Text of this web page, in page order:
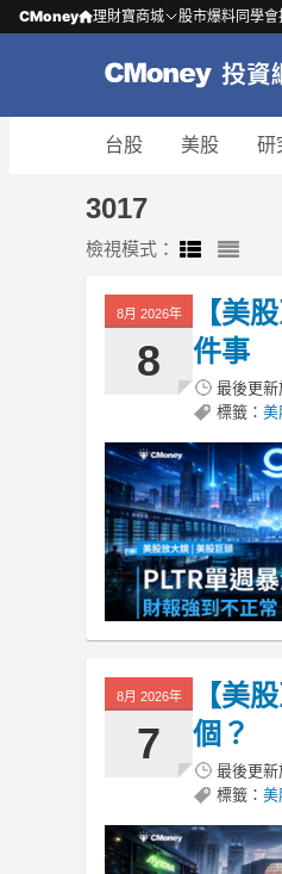
CMoney 理財寶商城 股市爆料同學會
台股 美股 研
3017
檢視模式：
8月 2026年
8
【美
件事
最後更新
標籤： 美
8月 2026年
7
【美
個？
最後更新
標籤： 美